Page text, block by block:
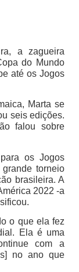
a zagueira
do Mundo
até os Jogos
Marta se
seis edições.
falou sobre
os Jogos
torneio
brasileira. A
2022 -a
o que ela fez
Ela é uma
com a
no ano que